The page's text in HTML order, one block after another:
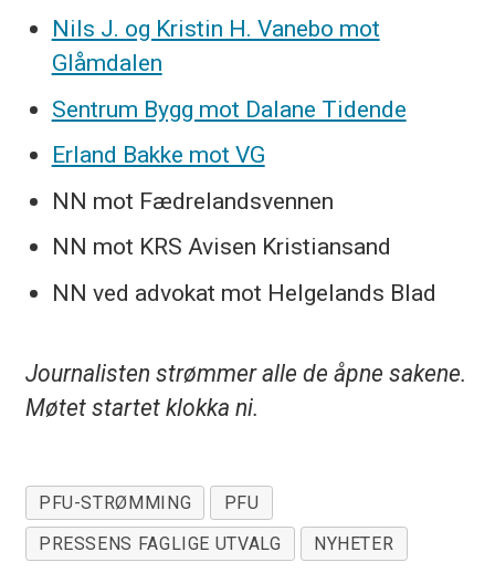
Nils J. og Kristin H. Vanebo mot
Glåmdalen
Sentrum Bygg mot Dalane Tidende
Erland Bakke mot VG
NN mot Fædrelandsvennen
NN mot KRS Avisen Kristiansand
NN ved advokat mot Helgelands Blad
Journalisten strømmer alle de åpne sakene.
Møtet startet klokka ni.
PFU-STRØMMING
PFU
PRESSENS FAGLIGE UTVALG
NYHETER